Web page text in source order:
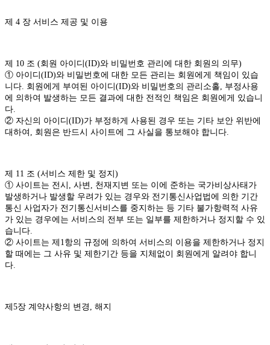
제 4 장 서비스 제공 및 이용
제 10 조 (회원 아이디(ID)와 비밀번호 관리에 대한 회원의 의무)
① 아이디(ID)와 비밀번호에 대한 모든 관리는 회원에게 책임이 있습
니다. 회원에게 부여된 아이디(ID)와 비밀번호의 관리소홀, 부정사용
에 의하여 발생하는 모든 결과에 대한 전적인 책임은 회원에게 있습니
다.
② 자신의 아이디(ID)가 부정하게 사용된 경우 또는 기타 보안 위반에
대하여, 회원은 반드시 사이트에 그 사실을 통보해야 합니다.
제 11 조 (서비스 제한 및 정지)
① 사이트는 전시, 사변, 천재지변 또는 이에 준하는 국가비상사태가
발생하거나 발생할 우려가 있는 경우와 전기통신사업법에 의한 기간
통신 사업자가 전기통신서비스를 중지하는 등 기타 불가항력적 사유
가 있는 경우에는 서비스의 전부 또는 일부를 제한하거나 정지할 수 있
습니다.
② 사이트는 제1항의 규정에 의하여 서비스의 이용을 제한하거나 정지
할 때에는 그 사유 및 제한기간 등을 지체없이 회원에게 알려야 합니
다.
제5장 계약사항의 변경, 해지